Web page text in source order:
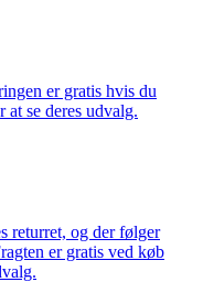
er gratis hvis du
se deres udvalg.
returret, og der følger
er gratis ved køb